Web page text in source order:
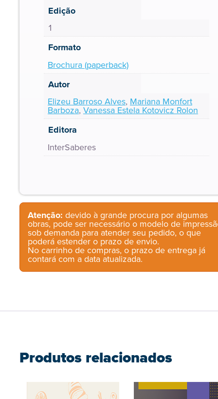
Edição
1
Formato
Brochura (paperback)
Autor
Elizeu Barroso Alves, Mariana Monfort
Barboza, Vanessa Estela Kotovicz Rolon
Editora
InterSaberes
Atenção: devido à grande procura por algumas
obras, pode ser necessário o modelo de
sob demanda para atender seu pedido, o que
poderá estender o prazo de envio.
No carrinho de compras, o prazo de entrega já
contará com a data atualizada.
Produtos relacionados